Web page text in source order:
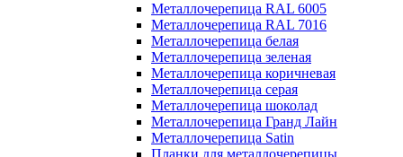
Металлочерепица RAL 6005
Металлочерепица RAL 7016
Металлочерепица белая
Металлочерепица зеленая
Металлочерепица коричневая
Металлочерепица серая
Металлочерепица шоколад
Металлочерепица Гранд Лайн
Металлочерепица Satin
Планки для металлочерепицы